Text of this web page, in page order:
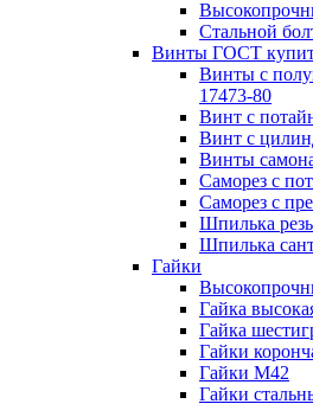
Стальной
Винты ГОСТ
Винты с
17473-80
Винт с
Винт с
Винты
Саморез с
Саморез с
Шпилька
Шпилька
Гайки
Гайка
Гайка
Гайки
Гайки М42
Гайки